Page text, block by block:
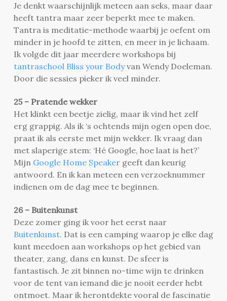
Je denkt waarschijnlijk meteen aan seks, maar daar
heeft tantra maar zeer beperkt mee te maken.
Tantra is meditatie-methode waarbij je oefent om
minder in je hoofd te zitten, en meer in je lichaam.
Ik volgde dit jaar meerdere workshops bij
tantraschool Bliss your Bodyvan Wendy Doeleman.
Door die sessies pieker ik veel minder.
25 – Pratende wekker
Het klinkt een beetje zielig, maar ik vind het zelf
erg grappig. Als ik ‘s ochtends mijn ogen open doe,
praat ik als eerste met mijn wekker. Ik vraag dan
met slaperige stem: ‘Hé Google, hoe laat is het?’
Mijn Google Home Speaker geeft dan keurig
antwoord. En ik kan meteen een verzoeknummer
indienen om de dag mee te beginnen.
26 – Buitenkunst
Deze zomer ging ik voor het eerst naar
Buitenkunst. Dat is een camping waarop je elke dag
kunt meedoen aan workshops op het gebied van
theater, zang, dans en kunst. De sfeer is
fantastisch. Je zit binnen no-time wijn te drinken
voor de tent van iemand die je nooit eerder hebt
ontmoet. Maar ik herontdekte vooral de fascinatie